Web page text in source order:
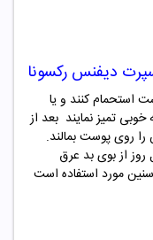
دیفنس رکسونا
استحمام کنند و یا
تمیز نمایند بعد از
را روی پوست بمالند.
روز از بوی بد عرق
مورد استفاده است